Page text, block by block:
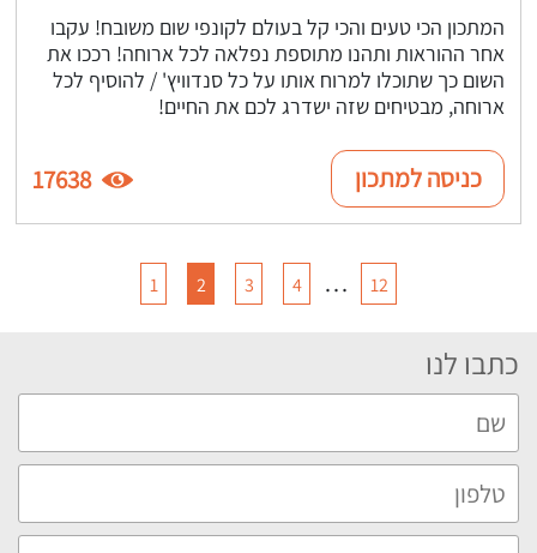
המתכון הכי טעים והכי קל בעולם לקונפי שום משובח! עקבו
אחר ההוראות ותהנו מתוספת נפלאה לכל ארוחה! רככו את
השום כך שתוכלו למרוח אותו על כל סנדוויץ' / להוסיף לכל
ארוחה, מבטיחים שזה ישדרג לכם את החיים!
כניסה למתכון 17638
1 2 3 4 … 12
כתבו לנו